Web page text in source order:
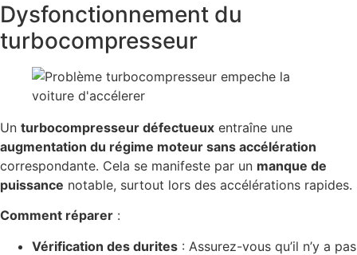
Dysfonctionnement du
turbocompresseur
Un turbocompresseur défectueux entraîne une
augmentation du régime moteur sans accélération
correspondante. Cela se manifeste par un manque de
puissance notable, surtout lors des accélérations rapides.
Comment réparer :
Vérification des durites : Assurez-vous qu’il n’y a pas